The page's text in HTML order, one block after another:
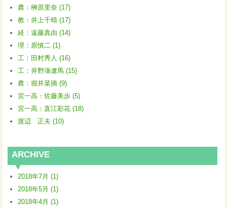
農：榊原里奈 (17)
教：井上千晴 (17)
経：遠藤真由 (14)
理：原慎二 (1)
工：田村秀人 (16)
工：井野塲遼馬 (15)
農：堀井菜摘 (9)
宮一高：佐藤美歩 (5)
宮一高：直江彩花 (18)
渡辺 正夫 (10)
ARCHIVE
2018年7月 (1)
2018年5月 (1)
2018年4月 (1)